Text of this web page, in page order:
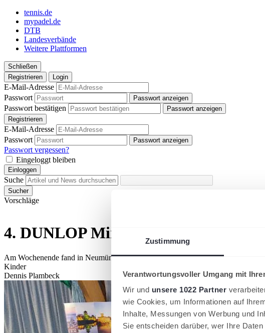
Zustimmung
Verantwortungsvoller Umgang mit
Wir und unsere 1022 Partner
wie Cookies, um Informationen auf
Inhalte, Messungen von Werbung und
Sie entscheiden darüber, wer Ihre
tennis.de
mypadel.de
DTB
Landesverbände
Weitere Plattformen
Schließen
Registrieren
Login
E-Mail-Adresse
Passwort
Passwort anzeigen
Passwort bestätigen
Passwort anzeigen
Registrieren
E-Mail-Adresse
Passwort
Passwort anzeigen
Passwort vergessen?
Eingeloggt bleiben
Einloggen
Suche
Sucher
Vorschläge
4. DUNLOP Mini-Cup de TVSH in
Am Wochenende fand in Neumünster der vierte von fünf Mini-Cups statt.
Kinder
Dennis Plambeck